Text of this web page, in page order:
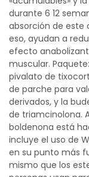
durante 6 12
absorción de este
eso, ayudan a
efecto
muscular.
pivalato de
de parche para
derivados, y la
de triamcinolona.
boldenona está
incluye el uso de
en su punto más
mismo que los